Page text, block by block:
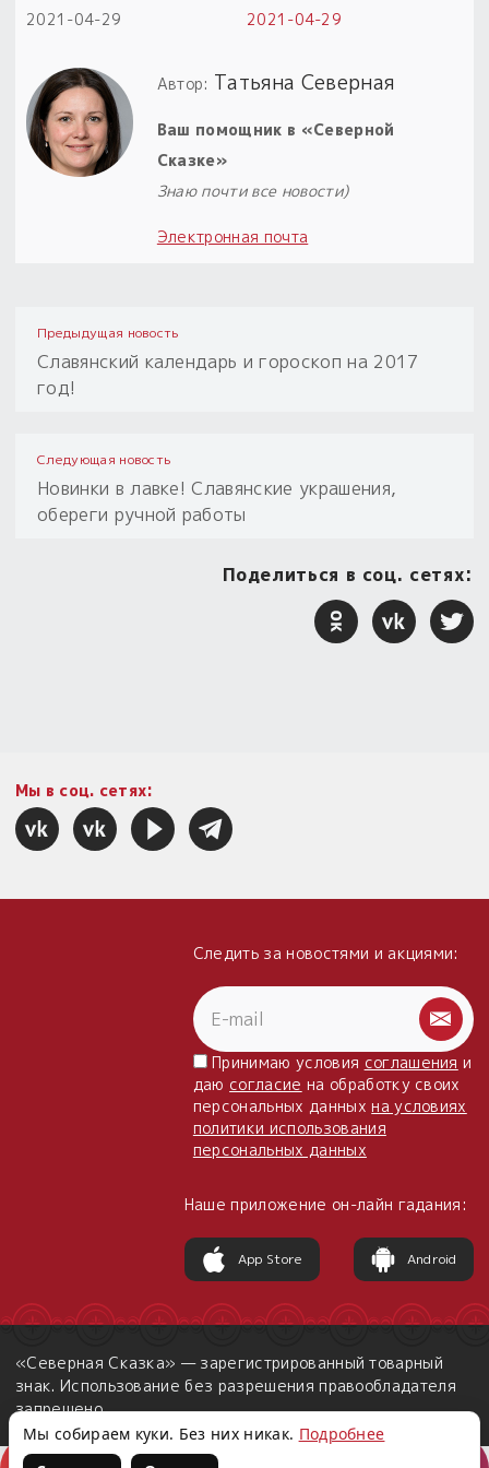
большое обновление
Товары со скидкой
Новинки
Товары недели
Безоплатная доставка
Оберег в подарок
к заказу от 3 тыс. руб.
2021-04-29
2021-04-29
Автор: Татьяна Северная
Ваш помощник в «Северной
Сказке»
Знаю почти все новости)
Электронная почта
Предыдущая новость
Славянский календарь и гороскоп на 2017
год!
Следующая новость
Новинки в лавке! Славянские украшения,
обереги ручной работы
Поделиться в соц. сетях:
Мы в соц. сетях:
Следить за новостями и акциями:
Принимаю условия соглашения и
даю согласие на обработку своих
персональных данныхна условиях
политики использования
персональных данных
Наше приложение он-лайн гадания:
App Store Android
«Северная Сказка» — зарегистрированный товарный
знак. Использование без разрешения правообладателя
запрещено.
Мы собираем куки. Без них никак. Подробнее